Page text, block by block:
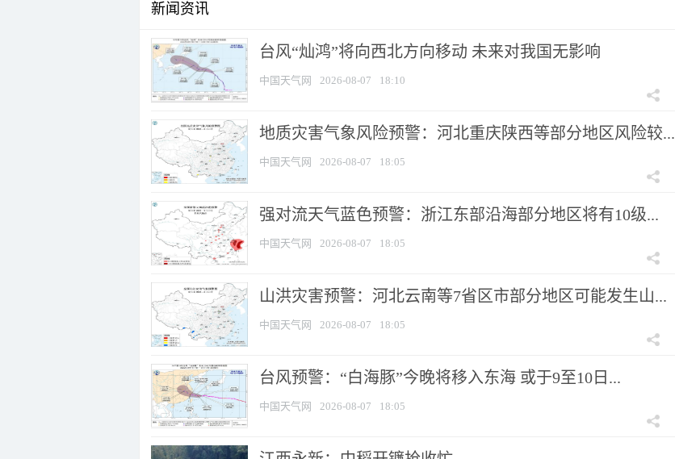
新闻资讯
台风“灿鸿”将向西北方向移动 未来对我国无影响
中国天气网 2026-08-07 18:10
地质灾害气象风险预警：河北重庆陕西等部分地区风险较...
中国天气网 2026-08-07 18:05
强对流天气蓝色预警：浙江东部沿海部分地区将有10级...
中国天气网 2026-08-07 18:05
山洪灾害预警：河北云南等7省区市部分地区可能发生山...
中国天气网 2026-08-07 18:05
台风预警：“白海豚”今晚将移入东海 或于9至10日...
中国天气网 2026-08-07 18:05